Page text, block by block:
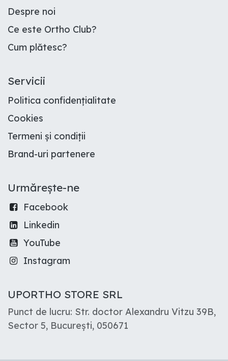
Despre noi
Ce este Ortho Club?
Cum plătesc?
Servicii
Politica confidențialitate
Cookies
Termeni și condiții
Brand-uri partenere
Urmărește-ne
Facebook
Linkedin
YouTube
Instagram
UPORTHO STORE SRL
Punct de lucru: Str. doctor Alexandru Vitzu 39B,
Sector 5, București, 050671